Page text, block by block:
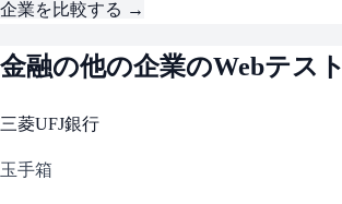
企業を比較する →
金融の他の企業のWebテスト
三菱UFJ銀行
玉手箱